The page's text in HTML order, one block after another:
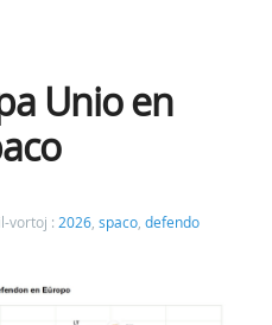
Unio en
vortoj : 2026 spaco defendo